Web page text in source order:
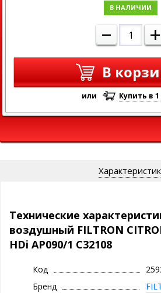
В НАЛИЧИИ
– +
В
или Купить в
Технические
воздушный FILTRON
HDi AP090/1 C32108
Код
Бренд